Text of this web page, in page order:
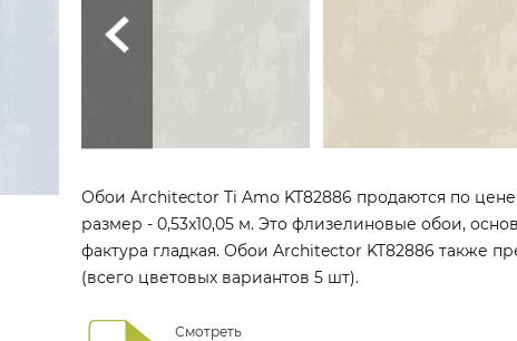
Обои Architector Ti Amo KT82886 продаются по
размер - 0,53x10,05 м. Это флизелиновые обои,
фактура гладкая. Обои Architector KT82886 также
(всего цветовых вариантов 5 шт).
Смотреть